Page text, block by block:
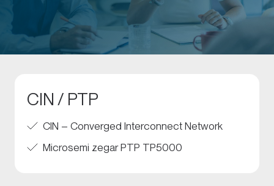
CIN / PTP
CIN – Converged Interconnect Network
Microsemi zegar PTP TP5000